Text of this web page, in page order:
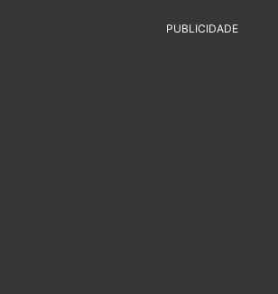
PUBLICIDADE